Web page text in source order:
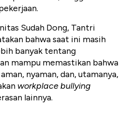
Sudah Dong, Tantri
bahwa saat ini masih
banyak tentang
mampu memastikan bahwa
nyaman, dan, utamanya,
workplace bullying
lainnya.